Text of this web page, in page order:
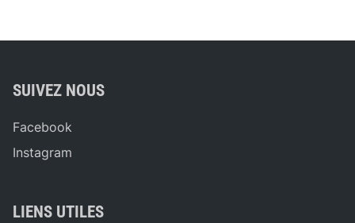
SUIVEZ NOUS
Facebook
Instagram
LIENS UTILES